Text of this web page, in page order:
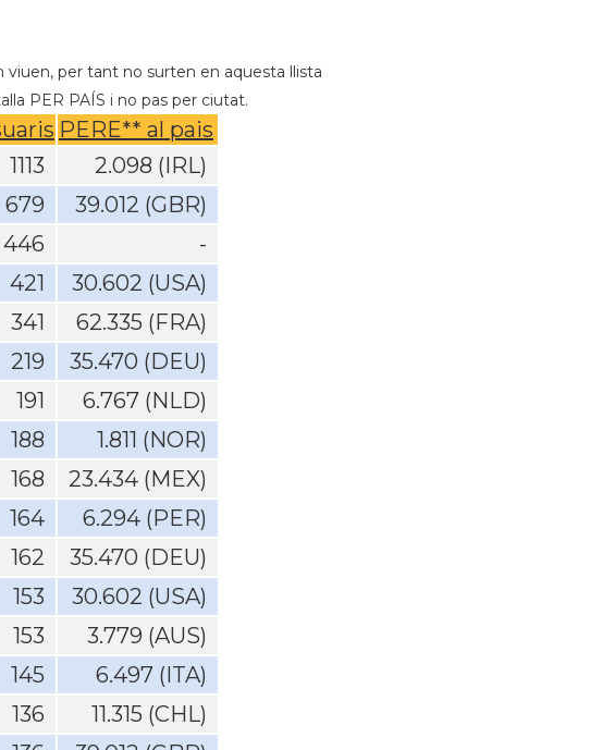
per tant no surten en aquesta llista
PER PAÍS i no pas per ciutat.
PERE** al pais
1113
2.098 (IRL)
679
39.012 (GBR)
446
-
421
30.602 (USA)
341
62.335 (FRA)
219
35.470 (DEU)
191
6.767 (NLD)
188
1.811 (NOR)
168
23.434 (MEX)
164
6.294 (PER)
162
35.470 (DEU)
153
30.602 (USA)
153
3.779 (AUS)
145
6.497 (ITA)
136
11.315 (CHL)